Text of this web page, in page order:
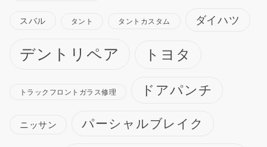
スバル タント タントカスタム ダイハツ
デントリペア トヨタ
トラックフロントガラス修理 ドアパンチ
ニッサン パーシャルブレイク